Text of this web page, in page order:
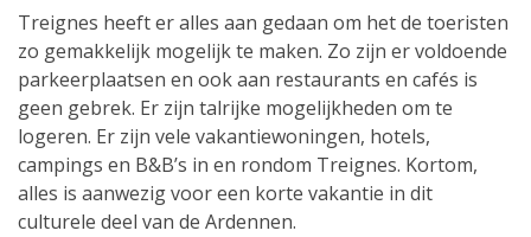
Treignes heeft er alles aan gedaan om het de toeristen
zo gemakkelijk mogelijk te maken. Zo zijn er voldoende
parkeerplaatsen en ook aan restaurants en cafés is
geen gebrek. Er zijn talrijke mogelijkheden om te
logeren. Er zijn vele vakantiewoningen, hotels,
campings en B&B’s in en rondom Treignes. Kortom,
alles is aanwezig voor een korte vakantie in dit
culturele deel van de Ardennen.